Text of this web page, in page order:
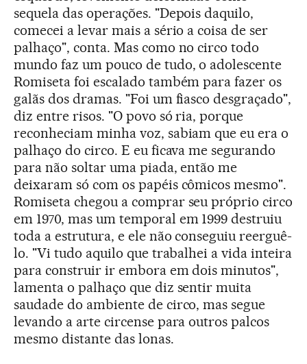
sequela das operações. "Depois daquilo,
comecei a levar mais a sério a coisa de ser
palhaço", conta. Mas como no circo todo
mundo faz um pouco de tudo, o adolescente
Romiseta foi escalado também para fazer os
galãs dos dramas. "Foi um fiasco desgraçado",
diz entre risos. "O povo só ria, porque
reconheciam minha voz, sabiam que eu era o
palhaço do circo. E eu ficava me segurando
para não soltar uma piada, então me
deixaram só com os papéis cômicos mesmo".
Romiseta chegou a comprar seu próprio circo
em 1970, mas um temporal em 1999 destruiu
toda a estrutura, e ele não conseguiu reerguê-
lo. "Vi tudo aquilo que trabalhei a vida inteira
para construir ir embora em dois minutos",
lamenta o palhaço que diz sentir muita
saudade do ambiente de circo, mas segue
levando a arte circense para outros palcos
mesmo distante das lonas.